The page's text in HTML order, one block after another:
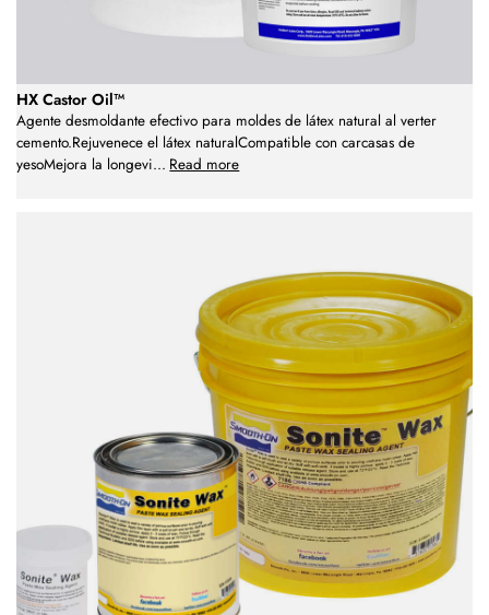
HX Castor Oil™
Agente desmoldante efectivo para moldes de látex natural al verter
cemento.Rejuvenece el látex naturalCompatible con carcasas de
yesoMejora la longevi... Read more